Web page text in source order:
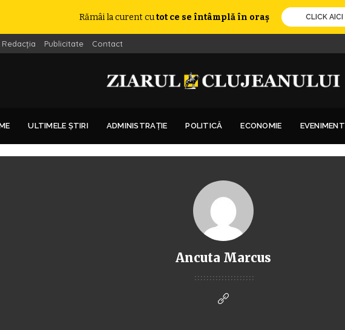
Rămâi la curent cutot ce se întâmplă în oraș CLICK AICI
Redacția Publicitate Contact
ULTIMELE ȘTIRI ADMINISTRAȚIE POLITICĂ ECONOMIE EVENIMENT
Ancuta Marcus